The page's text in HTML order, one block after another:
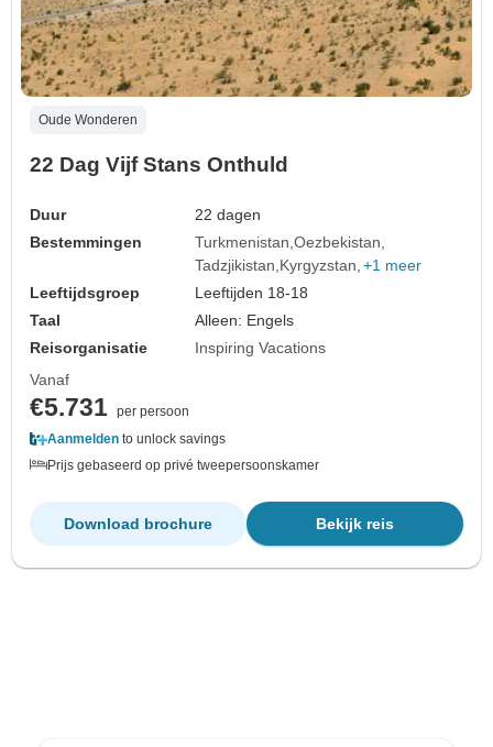
Oude Wonderen
22 Dag Vijf Stans Onthuld
Duur
22 dagen
Bestemmingen
Turkmenistan Oezbekistan
Tadzjikistan Kyrgyzstan +1 meer
Leeftijdsgroep
Leeftijden 18-18
Taal
Alleen: Engels
Reisorganisatie
Inspiring Vacations
Vanaf
€5.731 per persoon
Aanmelden to unlock savings
Prijs gebaseerd op privé tweepersoonskamer
Bekijk reis
Download brochure